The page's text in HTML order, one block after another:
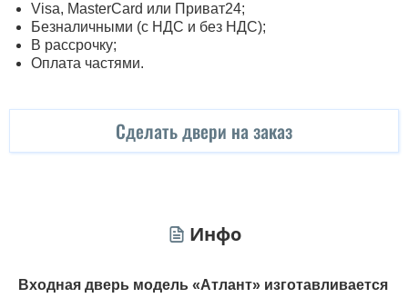
Visa, MasterСard или Приват24;
Безналичными (с НДС и без НДС);
В рассрочку;
Оплата частями.
Сделать двери на заказ
Инфо
Входная дверь модель «Атлант» изготавливается